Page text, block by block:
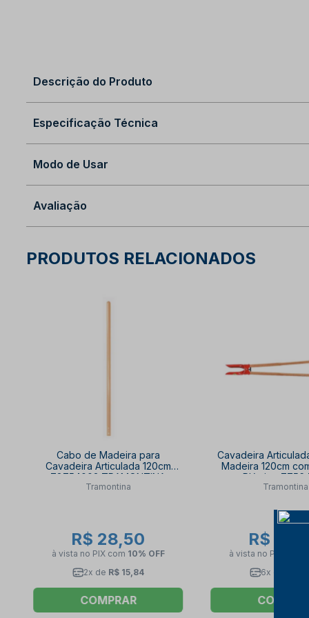
Descrição do Produto
Especificação Técnica
Modo de Usar
Avaliação
PRODUTOS RELACIONADOS
Cabo de Madeira para
Cavadeira Articulada 120cm
78754003 TRAMONTINA
Tramontina
R$ 28,50
à vista no PIX com 10% OFF
2x de R$ 15,84
COMPRAR
Cavadeira
Madeira 120cm
Plástico
Tramontina
R$
à vista no PIX
6x de
COMPRAR